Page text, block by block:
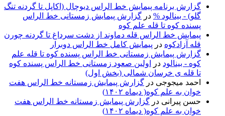
گزارش برنامه پيمايش خط الراس ديوچال (اكاپل تا گردنه تنگ
گلو) - بينالود % در گزارش پیمایش زمستانی خط الراس
پسنده کوه تا قله علم کوه
پيمايش خط الراس قله دماوند از دشت سرداغ تا گردنه چورن
قله آزادكوه در پیمایش کامل خط الراس دوبرار
گزارش پیمایش زمستانی خط الراس پسنده کوه تا قله علم
کوه - بينالود در
اولین صعود زمستانی خط الراس پسنده کوه
تا قله ی خرسان شمالی (بخش اول)
احمد میجوجی در گزارش پیمایش زمستانه خط الراس هفت
خوان به علم کوه( دیماه ۱۴۰۲)
حسن پیرانی در گزارش پیمایش زمستانه خط الراس هفت
خوان به علم کوه( دیماه ۱۴۰۲)